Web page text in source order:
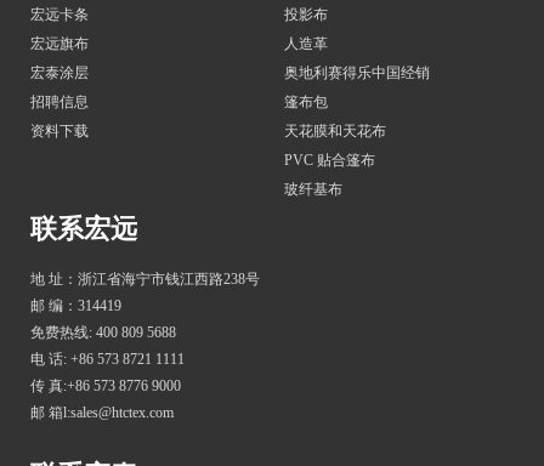
宏远卡条
宏远旗布
宏泰涂层
招聘信息
资料下载
投影布
人造革
奥地利赛得乐中国经销
篷布包
天花膜和天花布
PVC 贴合篷布
玻纤基布
联系宏远
地 址：浙江省海宁市钱江西路238号
邮 编：314419
免费热线: 400 809 5688
电 话: +86 573 8721 1111
传 真:+86 573 8776 9000
邮 箱l:sales@htctex.com